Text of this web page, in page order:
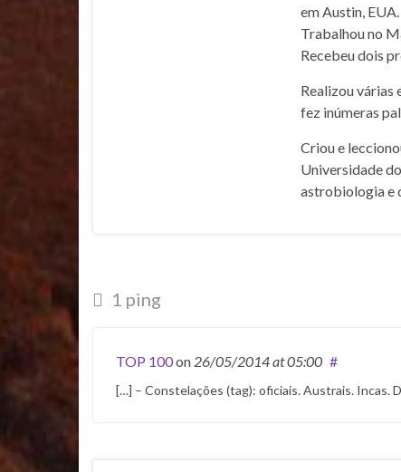
em Austin, EUA.
Trabalhou no
Recebeu dois
Realizou várias
fez inúmeras
Criou e
Universidade
astrobiologia e
1 ping
TOP 100on 26/05/2014at 05:00 #
[…] – Constelações (tag): oficiais. Austrais. Incas.